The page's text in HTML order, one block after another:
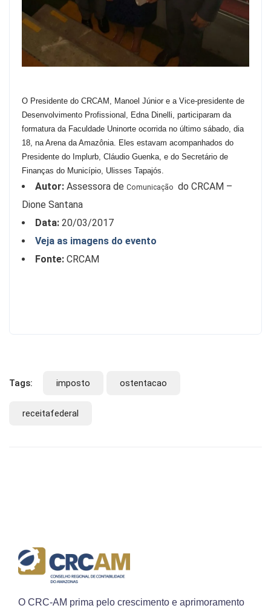
O Presidente do CRCAM, Manoel Júnior e a Vice-presidente de
Desenvolvimento Profissional, Edna Dinelli, participaram da
formatura da Faculdade Uninorte ocorrida no último sábado, dia
18, na Arena da Amazônia. Eles estavam acompanhados do
Presidente do Implurb, Cláudio Guenka, e do Secretário de
Finanças do Município, Ulisses Tapajós.
Autor: Assessora de Comunicação do CRCAM –
Dione Santana
Data: 20/03/2017
Veja as imagens do evento
Fonte: CRCAM
Tags: imposto ostentacao
receitafederal
O CRC-AM prima pelo crescimento e aprimoramento